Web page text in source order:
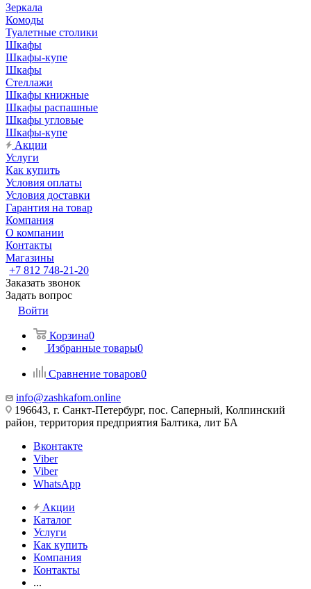
Зеркала
Комоды
Туалетные столики
Шкафы
Шкафы-купе
Шкафы
Стеллажи
Шкафы книжные
Шкафы распашные
Шкафы угловые
Шкафы-купе
Акции
Услуги
Как купить
Условия оплаты
Условия доставки
Гарантия на товар
Компания
О компании
Контакты
Магазины
+7 812 748-21-20
Заказать звонок
Задать вопрос
Войти
Корзина0
Избранные товары0
Сравнение товаров0
info@zashkafom.online
196643, г. Санкт-Петербург, пос. Саперный, Колпинский
район, территория предприятия Балтика, лит БА
Вконтакте
Viber
Viber
WhatsApp
Акции
Каталог
Услуги
Как купить
Компания
Контакты
...